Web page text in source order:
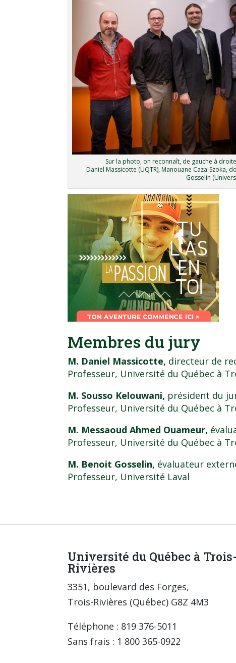
Sur la photo, on reconnaît, de gauche à
Daniel Massicotte (UQTR), Manouane Caza-Szoka,
Gosselin
Membres du jury
M. Daniel Massicotte, directeur de
Professeur, Université du Québec à
M. Sousso Kelouwani, président du
Professeur, Université du Québec à
M. Messaoud Ahmed Ouameur,
Professeur, Université du Québec à
M. Benoit Gosselin, évaluateur
Professeur, Université Laval
Université du Québec à Trois-
Rivières
3351, boulevard des Forges,
Trois-Rivières (Québec) G8Z 4M3
Téléphone : 819 376-5011
Sans frais : 1 800 365-0922